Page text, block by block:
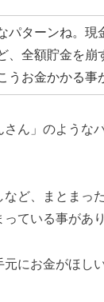
パターンね。現
、全額貯金を崩
うお金かかる事
ん」のような
ど、まとまっ
ている事があり
にお金がほし